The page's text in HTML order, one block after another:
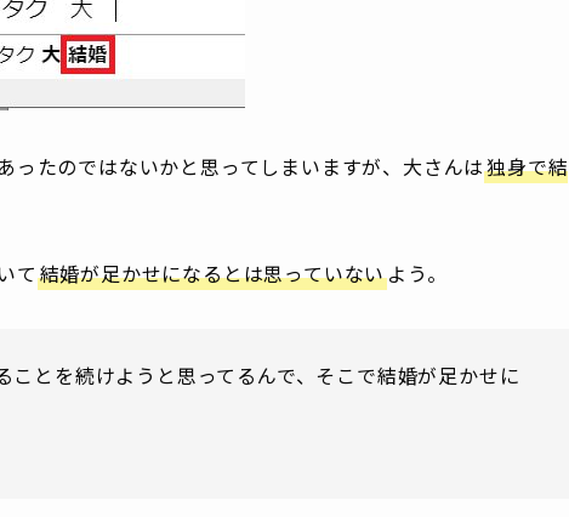
ったのではないかと思ってしまいますが、大さんは独身で結
て結婚が足かせになるとは思っていないよう。
とを続けようと思ってるんで、そこで結婚が足かせに